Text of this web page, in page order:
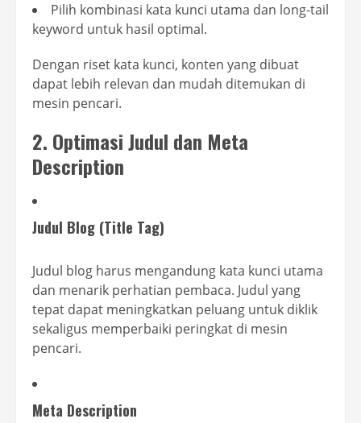
Pilih kombinasi kata kunci utama dan long-tail
keyword untuk hasil optimal.
Dengan riset kata kunci, konten yang dibuat
dapat lebih relevan dan mudah ditemukan di
mesin pencari.
2. Optimasi Judul dan Meta
Description
Judul Blog (Title Tag)
Judul blog harus mengandung kata kunci utama
dan menarik perhatian pembaca. Judul yang
tepat dapat meningkatkan peluang untuk diklik
sekaligus memperbaiki peringkat di mesin
pencari.
Meta Description